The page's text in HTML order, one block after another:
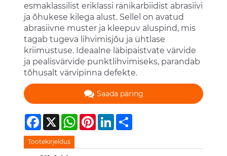
esmaklassilist eriklassi ränikarbiidist abrasiivi
ja õhukese kilega alust. Sellel on avatud
abrasiivne muster ja kleepuv aluspind, mis
tagab tugeva lihvimisjõu ja ühtlase
kriimustuse. Ideaalne läbipaistvate värvide
ja pealisvärvide punktlihvimiseks, parandab
tõhusalt värvipinna defekte.
Saada päring
Facebook
X WhatsApp
Pinterest
LinkedIn
Share
Tootekirjeldus